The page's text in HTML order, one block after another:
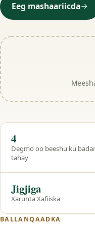
Eeg mashaariicda
Hal eeg
Degmo oo beeshu ku
tahay
4
Xarunta Xafiiska
Jigjiga
BALLANQAADKA